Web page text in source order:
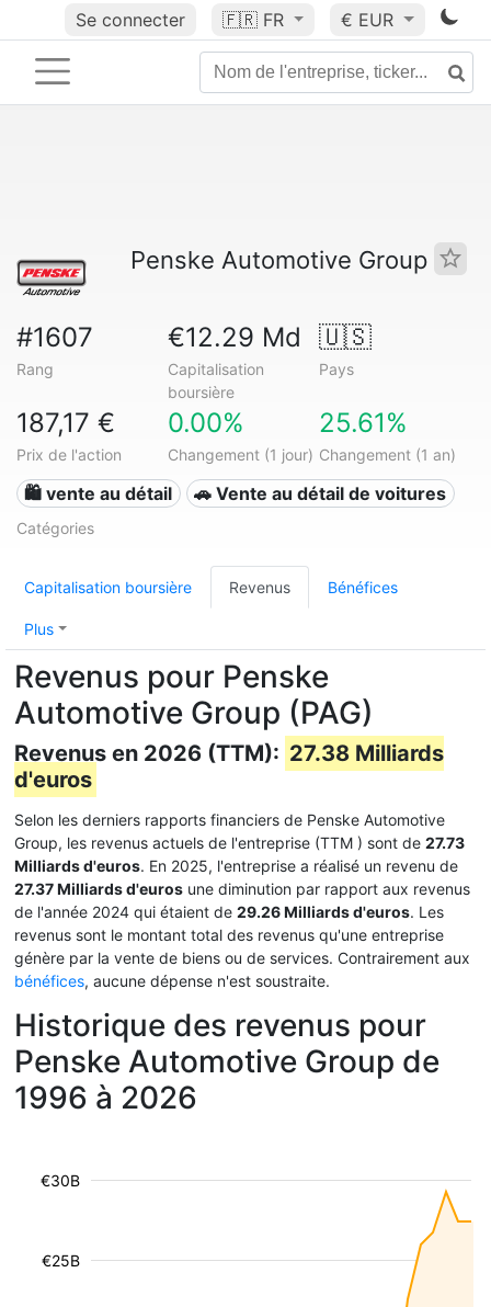
Se connecter 🇫🇷 FR € EUR
Penske Automotive Group
#1607
Rang
€12.29 Md
Capitalisation
boursière
🇺🇸
Pays
187,17 €
Prix de l'action
0.00%
Changement (1 jour)
25.61%
Changement (1 an)
🛍️ vente au détail 🚗 Vente au détail de voitures
Catégories
Capitalisation boursière Revenus Bénéfices
Plus
Revenus pour Penske
Automotive Group (PAG)
Revenus en 2026 (TTM): 27.38 Milliards
d'euros
Selon les derniers rapports financiers de Penske Automotive
Group, les revenus actuels de l'entreprise (TTM ) sont de 27.73
Milliards d'euros. En 2025, l'entreprise a réalisé un revenu de
27.37 Milliards d'euros une diminution par rapport aux revenus
de l'année 2024 qui étaient de 29.26 Milliards d'euros. Les
revenus sont le montant total des revenus qu'une entreprise
génère par la vente de biens ou de services. Contrairement aux
bénéfices, aucune dépense n'est soustraite.
Historique des revenus pour
Penske Automotive Group de
1996 à 2026
€25B
€30B